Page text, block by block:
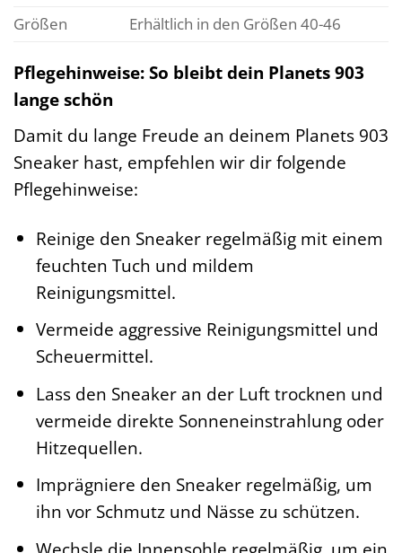
Größen
Erhältlich in den Größen 40-46
Pflegehinweise: So bleibt dein Planets 903
lange schön
Damit du lange Freude an deinem Planets 903
Sneaker hast, empfehlen wir dir folgende
Pflegehinweise:
Reinige den Sneaker regelmäßig mit einem
feuchten Tuch und mildem
Reinigungsmittel.
Vermeide aggressive Reinigungsmittel und
Scheuermittel.
Lass den Sneaker an der Luft trocknen und
vermeide direkte Sonneneinstrahlung oder
Hitzequellen.
Imprägniere den Sneaker regelmäßig, um
ihn vor Schmutz und Nässe zu schützen.